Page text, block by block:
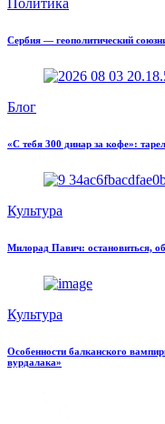
Политика
Сербия — геополитический
Блог
«С тебя 300 динар за кофе»:
Культура
Милорад Павич: остановиться,
Культура
Особенности балканского
вурдалака»